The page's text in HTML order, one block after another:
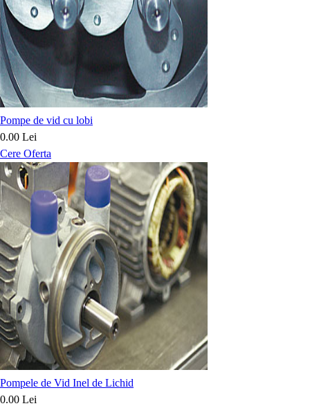
Pompe de vid cu lobi
0.00 Lei
Cere Oferta
Pompele de Vid Inel de Lichid
0.00 Lei